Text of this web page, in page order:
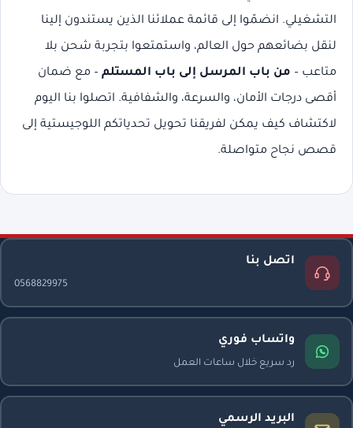
التشغيلي. انضمّوا إلى قائمة عملائنا الذين يستندون إلينا
لنقل بضائعهم حول العالم، واستمتعوا بتجربة شحن بلا
متاعب – من باب المرسل إلى باب المستلم – مع ضمان
أقصى درجات الأمان، والسرعة، والشفافية. اتصلوا بنا اليوم
لاكتشاف كيف يمكن لفريقنا تحويل تحدياتكم اللوجيستية إلى
قصص نجاح متواصلة.
اتصل بنا
0568829975
واتساب فوري
رد سريع خلال ساعات العمل
البريد الرسمي